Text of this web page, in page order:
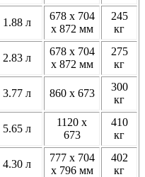
1.88 л
678 x 704
x 872 мм
245
кг
2.83 л
678 x 704
x 872 мм
275
кг
3.77 л 860 x 673
300
кг
5.65 л
1120 x
673
410
кг
4.30 л
777 x 704
x 796 мм
402
кг